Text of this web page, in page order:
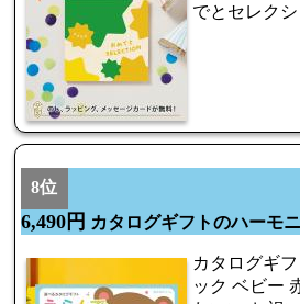
でとセレク
8位
6,490円 カタログギフトのハーモ
カタログギ
ック ベビー